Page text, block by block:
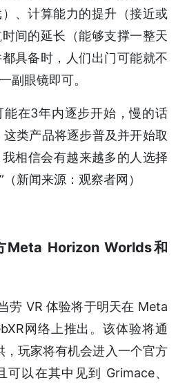
、计算能力的提升（接近或
间的延长（能够支撑一整天
具备时，人们出门可能就不
副眼镜即可。
在3年内逐步开始，慢的话
类产品将逐步普及并开始取
相信会有越来越多的人选择
新闻来源：观察者网）
Horizon Worlds和
劳 VR 体验将于明天在 Meta
网络上推出。该体验将通
玩家将有机会进入一个官方
以在其中见到 Grimace、